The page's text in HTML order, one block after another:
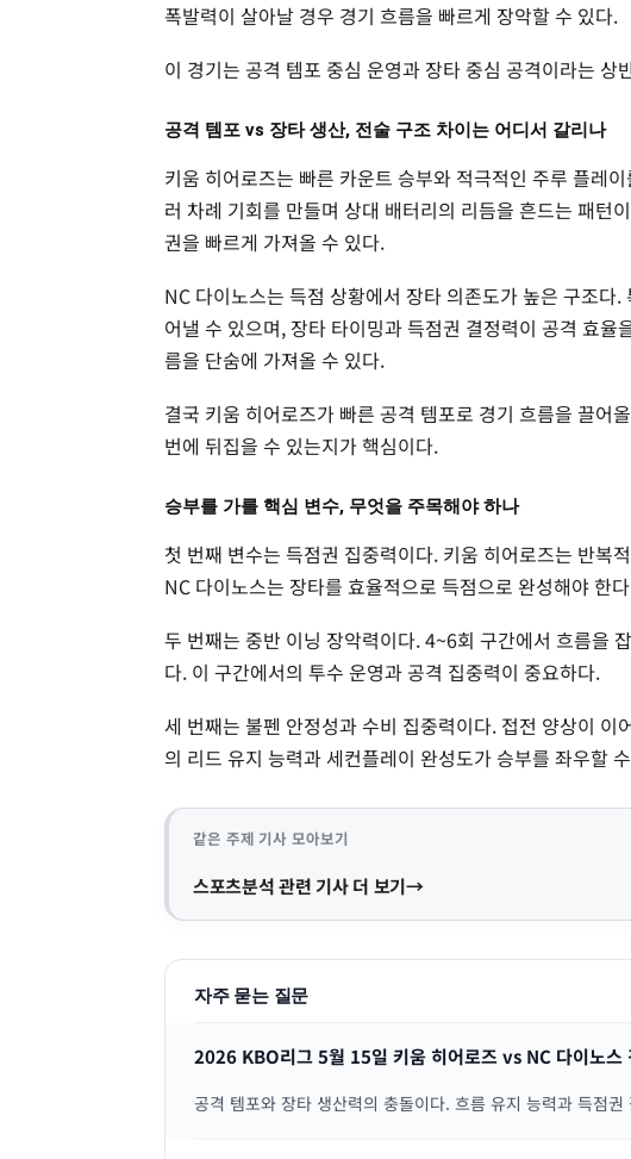
폭발력이 살아날 경우 경기 흐름을 빠르게 장악할 수 있다.
이 경기는 공격 템포 중심 운영과 장타 중심 공격이라는 상
공격 템포 vs 장타 생산, 전술 구조 차이는 어디서 갈리나
키움 히어로즈는 빠른 카운트 승부와 적극적인 주루 플레
러 차례 기회를 만들며 상대 배터리의 리듬을 흔드는 패턴
권을 빠르게 가져올 수 있다.
NC 다이노스는 득점 상황에서 장타 의존도가 높은 구조다
어낼 수 있으며, 장타 타이밍과 득점권 결정력이 공격 효
름을 단숨에 가져올 수 있다.
결국 키움 히어로즈가 빠른 공격 템포로 경기 흐름을 끌어
번에 뒤집을 수 있는지가 핵심이다.
승부를 가를 핵심 변수, 무엇을 주목해야 하나
첫 번째 변수는 득점권 집중력이다. 키움 히어로즈는 반복
NC 다이노스는 장타를 효율적으로 득점으로 완성해야 한
두 번째는 중반 이닝 장악력이다. 4~6회 구간에서 흐름을
다. 이 구간에서의 투수 운영과 공격 집중력이 중요하다.
세 번째는 불펜 안정성과 수비 집중력이다. 접전 양상이 이
의 리드 유지 능력과 세컨플레이 완성도가 승부를 좌우할
같은 주제 기사 모아보기
스포츠분석 관련 기사 더 보기
자주 묻는 질문
2026 KBO리그 5월 15일 키움 히어로즈 vs NC 다이노스
공격 템포와 장타 생산력의 충돌이다. 흐름 유지 능력과 득점권